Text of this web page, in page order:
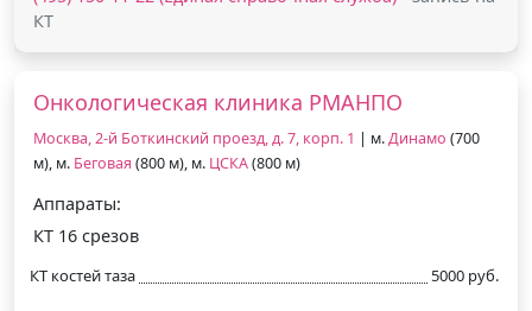
КТ
Онкологическая клиника РМАНПО
Москва, 2-й Боткинский проезд, д. 7, корп. 1 | м.Динамо (700
м), м. Беговая (800 м), м. ЦСКА(800 м)
Аппараты:
КТ 16 срезов
КТ костей таза 5000 руб.